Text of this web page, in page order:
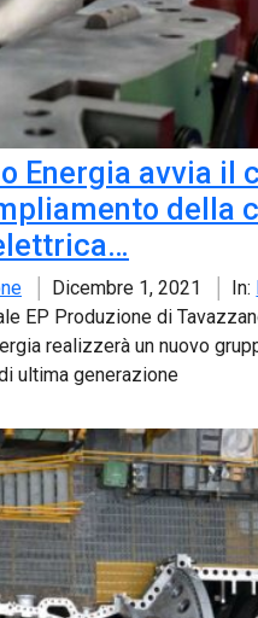
Energia avvia il
della
Dicembre 1, 2021 In:
EP Produzione di
realizzerà un nuovo
ultima generazione